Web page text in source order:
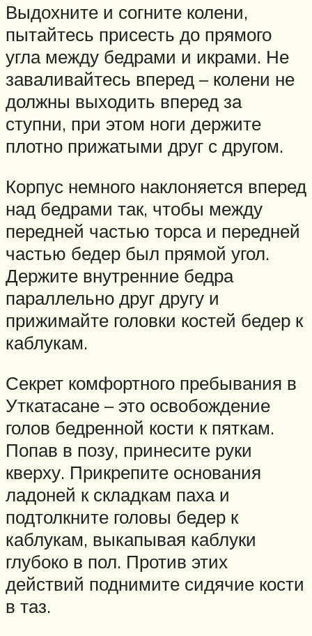
Выдохните и согните колени,
пытайтесь присесть до прямого
угла между бедрами и икрами. Не
заваливайтесь вперед – колени не
должны выходить вперед за
ступни, при этом ноги держите
плотно прижатыми друг с другом.
Корпус немного наклоняется вперед
над бедрами так, чтобы между
передней частью торса и передней
частью бедер был прямой угол.
Держите внутренние бедра
параллельно друг другу и
прижимайте головки костей бедер к
каблукам.
Секрет комфортного пребывания в
Уткатасане – это освобождение
голов бедренной кости к пяткам.
Попав в позу, принесите руки
кверху. Прикрепите основания
ладоней к складкам паха и
подтолкните головы бедер к
каблукам, выкапывая каблуки
глубоко в пол. Против этих
действий поднимите сидячие кости
в таз.